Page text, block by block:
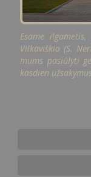
Esame
Vilkaviškio (S.
mums pasiūlyti
kasdien